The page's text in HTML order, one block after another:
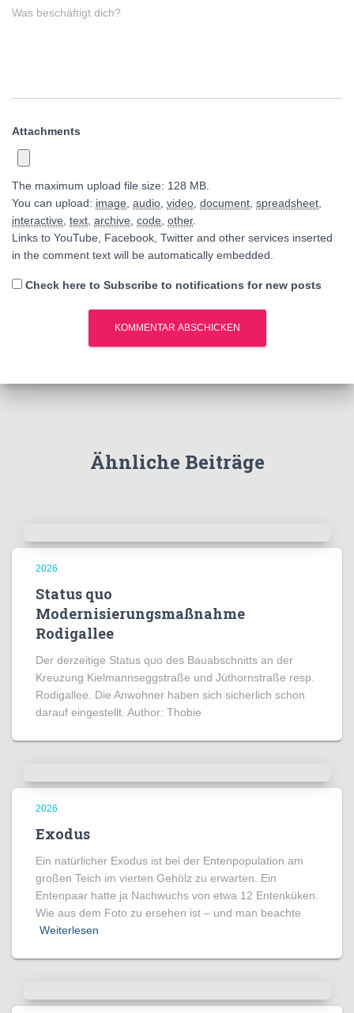
Was beschäftigt dich?
Attachments
The maximum upload file size: 128 MB.
You can upload: image audio video document spreadsheet
interactive text archive code other.
Links to YouTube, Facebook, Twitter and other services inserted
in the comment text will be automatically embedded.
Check here to Subscribe to notifications for new posts
Ähnliche Beiträge
2026
Status quo
Modernisierungsmaßnahme
Rodigallee
Der derzeitige Status quo des Bauabschnitts an der
Kreuzung Kielmannseggstraße und Jüthornstraße resp.
Rodigallee. Die Anwohner haben sich sicherlich schon
darauf eingestellt. Author: Thobie
2026
Exodus
Ein natürlicher Exodus ist bei der Entenpopulation am
großen Teich im vierten Gehölz zu erwarten. Ein
Entenpaar hatte ja Nachwuchs von etwa 12 Entenküken.
Wie aus dem Foto zu ersehen ist – und man beachte
Weiterlesen